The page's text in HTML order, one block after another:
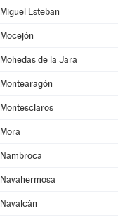
Miguel Esteban
Mocejón
Mohedas de la Jara
Montearagón
Montesclaros
Mora
Nambroca
Navahermosa
Navalcán